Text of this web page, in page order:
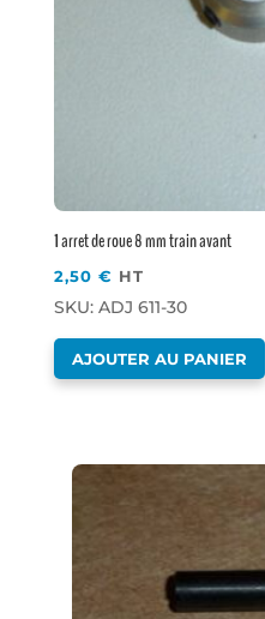
1 arret de roue 8 mm train avant
2,50€ HT
SKU: ADJ 611-30
AJOUTER AU PANIER